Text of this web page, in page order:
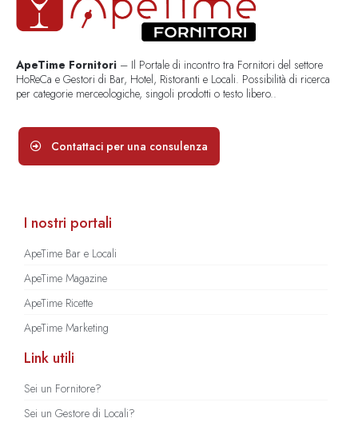
ApeTime Fornitori – Il Portale di incontro tra Fornitori del settore
HoReCa e Gestori di Bar, Hotel, Ristoranti e Locali. Possibilità di ricerca
per categorie merceologiche, singoli prodotti o testo libero..
Contattaci per una consulenza
I nostri portali
ApeTime Bar e Locali
ApeTime Magazine
ApeTime Ricette
ApeTime Marketing
Link utili
Sei un Fornitore?
Sei un Gestore di Locali?